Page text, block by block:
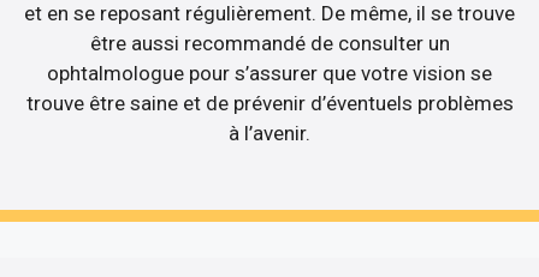
et en se reposant régulièrement. De même, il se trouve
être aussi recommandé de consulter un
ophtalmologue pour s’assurer que votre vision se
trouve être saine et de prévenir d’éventuels problèmes
à l’avenir.